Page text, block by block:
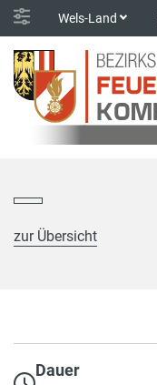
Wels-Land
zur Übersicht
Dauer